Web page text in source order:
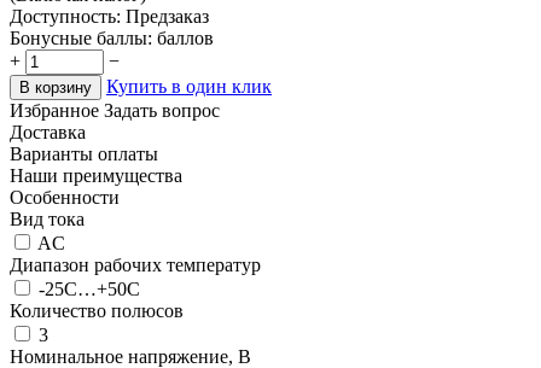
Доступность: Предзаказ
Бонусные баллы: баллов
+
−
В корзину
Купить в один клик
Избранное Задать вопрос
Доставка
Варианты оплаты
Наши преимущества
Особенности
Вид тока
AC
Диапазон рабочих температур
-25С…+50С
Количество полюсов
3
Номинальное напряжение, В